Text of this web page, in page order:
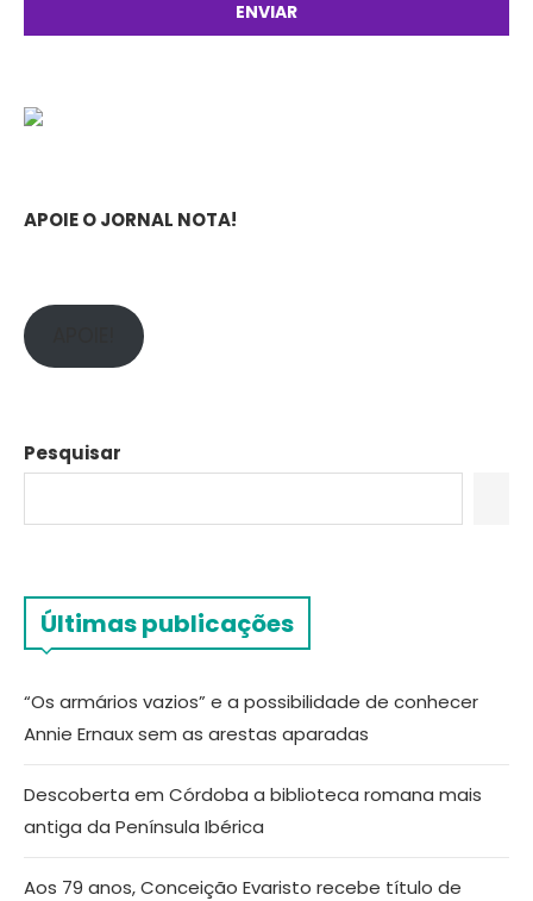
APOIE O JORNAL NOTA!
Pesquisar
Últimas publicações
“Os armários vazios” e a possibilidade de conhecer
Annie Ernaux sem as arestas aparadas
Descoberta em Córdoba a biblioteca romana mais
antiga da Península Ibérica
Aos 79 anos, Conceição Evaristo recebe título de